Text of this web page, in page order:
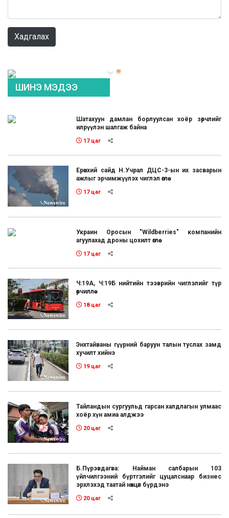
Хадгалах
ШИНЭ МЭДЭЭ
Шатахуун дамлан борлуулсан хоёр зөрчлийг
илрүүлэн шалгаж байна
17 цаг
Ерөнхий сайд Н.Учрал ДЦС-3-ын их засварын
ажлыг эрчимжүүлэх чиглэл өглөө
17 цаг
Украин Оросын "Wildberries" компанийн
агуулахад дроны цохилт өглөө
17 цаг
Ч:19А, Ч:19Б нийтийн тээврийн чиглэлийг түр
өөрчиллөө
18 цаг
Энхтайваны гүүрний баруун талын туслах замд
хучилт хийнэ
19 цаг
Тайландын сургуульд гарсан халдлагын улмаас
хоёр хүн амиа алджээ
20 цаг
Б.Пүрэвдагва: Найман салбарын 103
үйлчилгээний бүртгэлийг цуцалснаар бизнес
эрхлэхэд таатай нөхцөл бүрдэнэ
20 цаг